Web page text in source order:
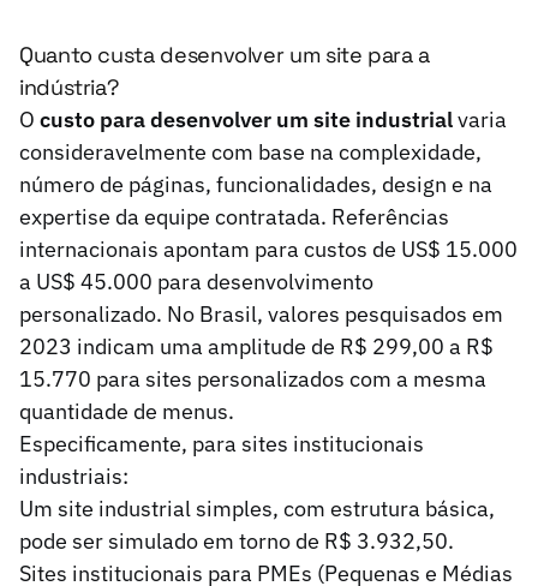
Quanto custa desenvolver um site para a
indústria?
O custo para desenvolver um site industrialvaria
consideravelmente com base na complexidade,
número de páginas, funcionalidades, design e na
expertise da equipe contratada. Referências
internacionais apontam para custos de US$ 15.000
a US$ 45.000 para desenvolvimento
personalizado. No Brasil, valores pesquisados em
2023 indicam uma amplitude de R$ 299,00 a R$
15.770 para sites personalizados com a mesma
quantidade de menus.
Especificamente, para sites institucionais
industriais:
Um site industrial simples, com estrutura básica,
pode ser simulado em torno de R$ 3.932,50.
Sites institucionais para PMEs (Pequenas e Médias